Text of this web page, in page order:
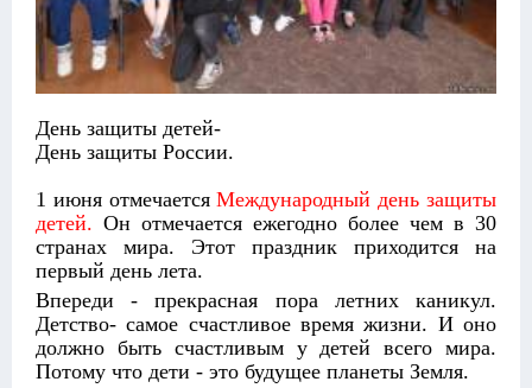
День защиты детей-
День защиты России.
1 июня отмечаетсяМеждународный день защиты
детей. Он отмечается ежегодно более чем в 30
странах мира. Этот праздник приходится на
первый день лета.
Впереди - прекрасная пора летних каникул.
Детство- самое счастливое время жизни. И оно
должно быть счастливым у детей всего мира.
Потому что дети - это будущее планеты Земля.